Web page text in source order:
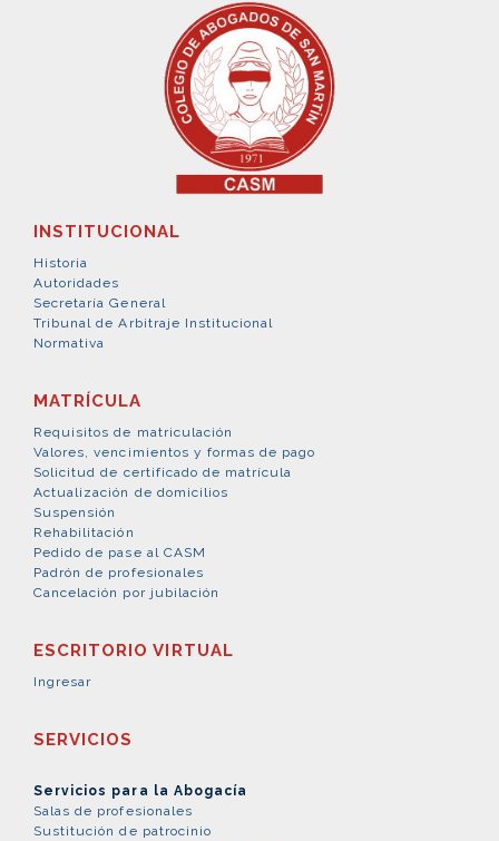
INSTITUCIONAL
Historia
Autoridades
Secretaría General
Tribunal de Arbitraje Institucional
Normativa
MATRÍCULA
Requisitos de matriculación
Valores, vencimientos y formas de pago
Solicitud de certificado de matrícula
Actualización de domicilios
Suspensión
Rehabilitación
Pedido de pase al CASM
Padrón de profesionales
Cancelación por jubilación
ESCRITORIO VIRTUAL
Ingresar
SERVICIOS
Servicios para la Abogacía
Salas de profesionales
Sustitución de patrocinio